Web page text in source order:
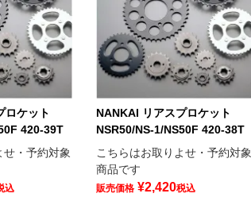
ロケット
420-39T
せ・予約対象
込
NANKAI リアスプロケット
NSR50/NS-1/NS50F 420-38T
こちらはお取りよせ・予約対象
商品です
販売価格 ¥2,420税込